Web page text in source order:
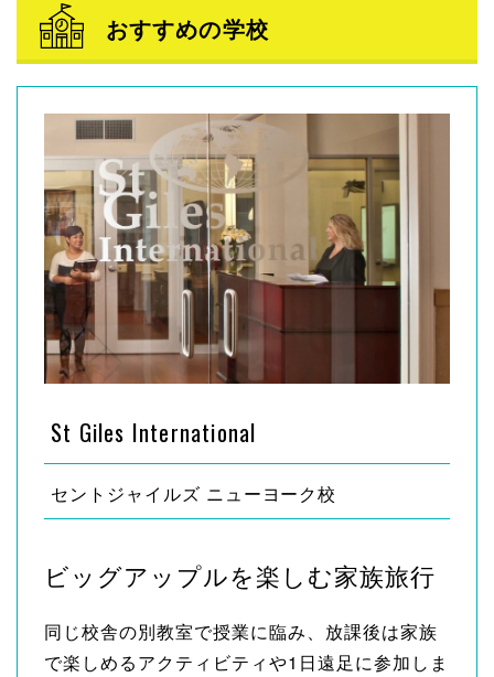
おすすめの学校
St Giles International
セントジャイルズ ニューヨーク校
ビッグアップルを楽しむ家族旅行
同じ校舎の別教室で授業に臨み、放課後は家族
で楽しめるアクティビティや1日遠足に参加しま